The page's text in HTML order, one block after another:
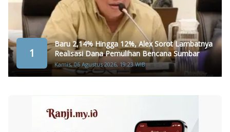
1
Baru 2,14% Hingga 12%, Alex Sorot Lambatnya
Realisasi Dana Pemulihan Bencana Sumbar
Kamis, 06 Agustus 2026, 19:23 WIB